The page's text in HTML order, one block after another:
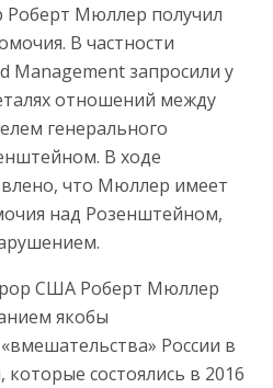
Мюллер получил
В частности
Management запросили у
отношений между
генерального
В ходе
что Мюллер имеет
над Розенштейном,
США Роберт Мюллер
якобы
России в
состоялись в 2016